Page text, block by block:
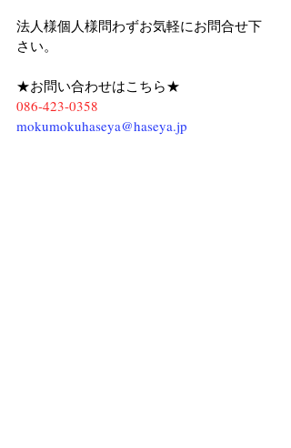
法人様個人様問わずお気軽にお問合せ下
さい。
★お問い合わせはこちら★
086-423-0358
mokumokuhaseya@haseya.jp